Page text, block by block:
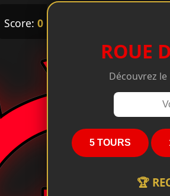
ROUE
Découvrez
5 TOURS
🏆
Score:0